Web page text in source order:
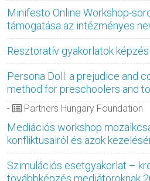
Minifesto Online Workshop-
támogatása az intézményes
Resztoratív gyakorlatok
Persona Doll: a prejudice and
method for preschoolers and
- Partners Hungary Foundation
Mediációs workshop
konfliktusairól és azok
Szimulációs esetgyakorlat –
továbbképzés mediátoroknak